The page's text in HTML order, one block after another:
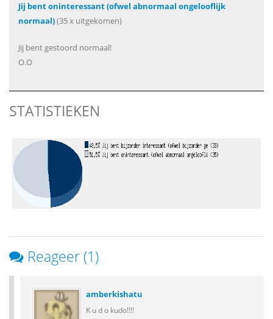
Jij bent oninteressant (ofwel abnormaal ongelooflijk
normaal)(35 x uitgekomen)
Jij bent gestoord normaal!
O.O
STATISTIEKEN
Reageer (1)
amberkishatu
K u d o kudo!!!!